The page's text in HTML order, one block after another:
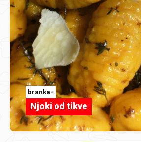
branka-
Njoki od tikve